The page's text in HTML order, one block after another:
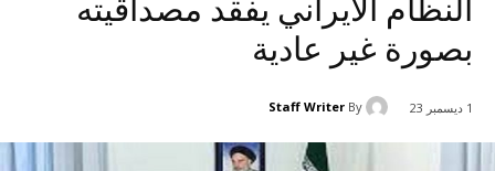
النظام الايراني يفقد مصداقيته
بصورة غير عادية
1 ديسمبر 23 By
Staff Writer